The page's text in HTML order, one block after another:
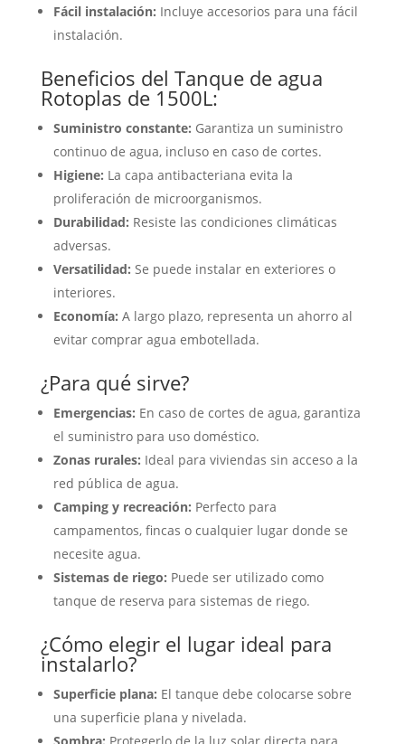
Fácil instalación: Incluye accesorios para una fácil
instalación.
Beneficios del Tanque de agua
Rotoplas de 1500L:
Suministro constante: Garantiza un suministro
continuo de agua, incluso en caso de cortes.
Higiene: La capa antibacteriana evita la
proliferación de microorganismos.
Durabilidad: Resiste las condiciones climáticas
adversas.
Versatilidad: Se puede instalar en exteriores o
interiores.
Economía: A largo plazo, representa un ahorro al
evitar comprar agua embotellada.
¿Para qué sirve?
Emergencias: En caso de cortes de agua, garantiza
el suministro para uso doméstico.
Zonas rurales: Ideal para viviendas sin acceso a la
red pública de agua.
Camping y recreación: Perfecto para
campamentos, fincas o cualquier lugar donde se
necesite agua.
Sistemas de riego: Puede ser utilizado como
tanque de reserva para sistemas de riego.
¿Cómo elegir el lugar ideal para
instalarlo?
Superficie plana: El tanque debe colocarse sobre
una superficie plana y nivelada.